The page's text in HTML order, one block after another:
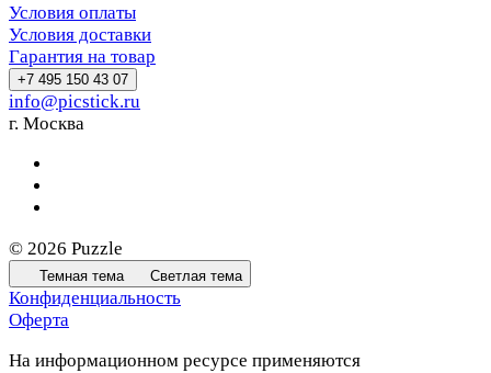
Условия оплаты
Условия доставки
Гарантия на товар
+7 495 150 43 07
info@picstick.ru
г. Москва
© 2026 Puzzle
Темная тема Светлая тема
Конфиденциальность
Оферта
На информационном ресурсе применяются